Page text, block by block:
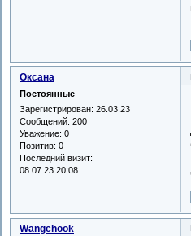
Оксана
Постоянные
Зарегистрирован: 26.03.23
Сообщений: 200
Уважение: 0
Позитив: 0
Последний визит:
08.07.23 20:08
Wangchook